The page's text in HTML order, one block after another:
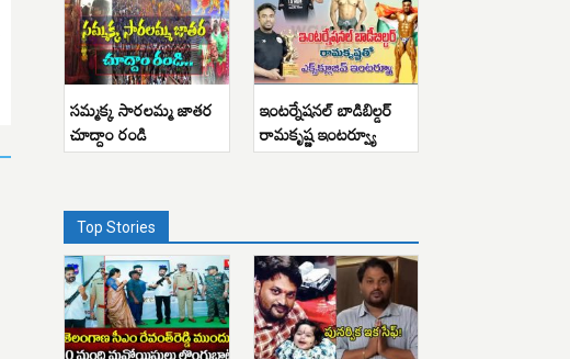
సమ్మక్క సారలమ్మ జాతర
చూద్దాం రండి
ఇంటర్నేషనల్ బాడిబిల్డర్
రామకృష్ణ ఇంటర్వ్యూ
Top Stories